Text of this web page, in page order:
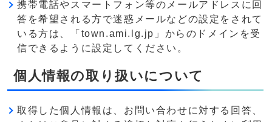
携帯電話やスマートフォン等のメールアドレスに回
答を希望される方で迷惑メールなどの設定をされて
いる方は、「town.ami.lg.jp」からのドメインを受
信できるように設定してください。
個人情報の取り扱いについて
取得した個人情報は、お問い合わせに対する回答、